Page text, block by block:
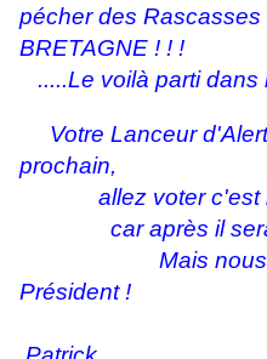
pécher des
BRETAGNE ! ! !
.....Le voilà parti dans
Votre Lanceur
prochain,
allez voter c'est le
car après il sera
Mais nous ne
Président !